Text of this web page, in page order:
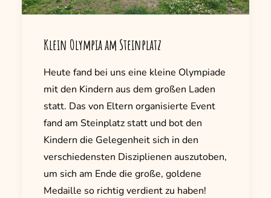
Klein Olympia am Steinplatz
Heute fand bei uns eine kleine Olympiade
mit den Kindern aus dem großen Laden
statt. Das von Eltern organisierte Event
fand am Steinplatz statt und bot den
Kindern die Gelegenheit sich in den
verschiedensten Disziplienen auszutoben,
um sich am Ende die große, goldene
Medaille so richtig verdient zu haben!